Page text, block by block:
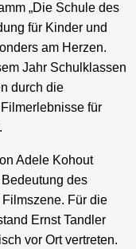
„Die Schule des
für Kinder und
am Herzen.
Jahr Schulklassen
durch die
für
Adele Kohout
des
Für die
Ernst Tandler
vor Ort vertreten.